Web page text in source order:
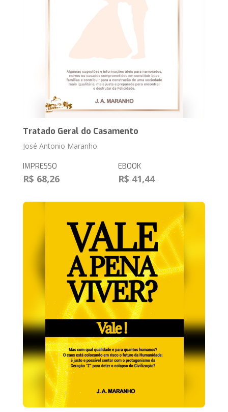
Tratado Geral do Casamento
José Antonio Maranho
IMPRESSO
R$ 68,26
EBOOK
R$ 41,44